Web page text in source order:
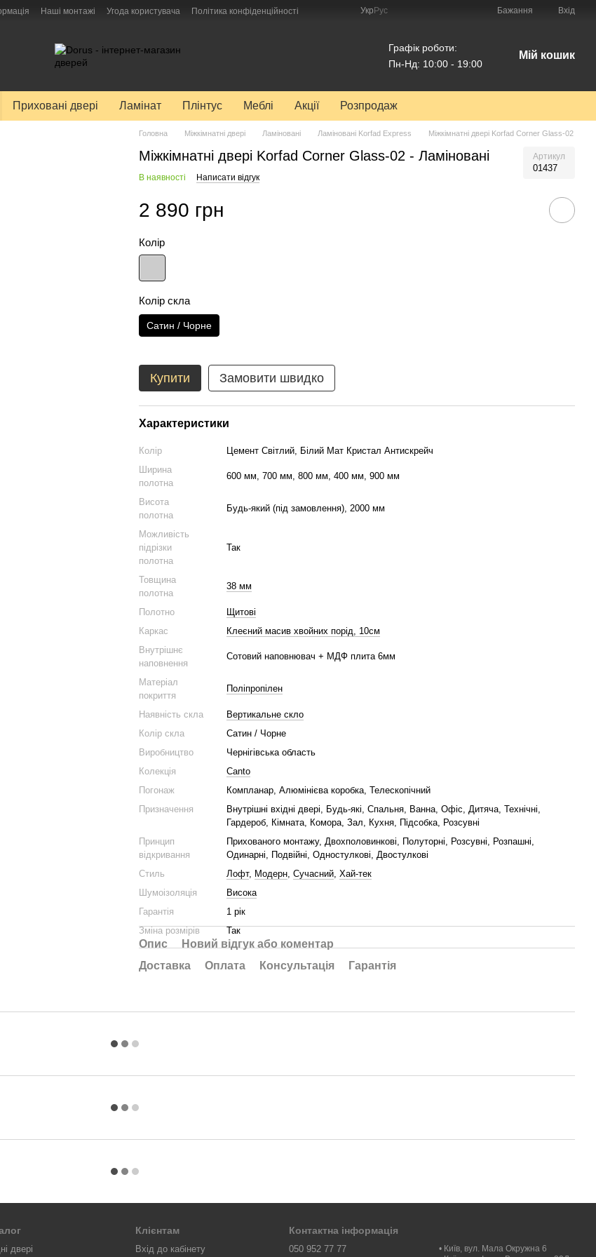
Наші монтажі Угода користувача Політика конфіденційності Укр Рус Бажання Вхід
Графік роботи:
Пн-Нд: 10:00 - 19:00
Мій кошик
Приховані двері Ламінат Плінтус Меблі Акції Розпродаж
Головна Міжкімнатні двері Ламіновані Ламіновані Korfad Express Міжкімнатні двері Korfad Corner Glass-02
Міжкімнатні двері Korfad Corner Glass-02 - Ламіновані Артикул
01437
В наявності Написати відгук
2 890 грн
Колір
Колір скла
Сатин / Чорне
Купити Замовити швидко
Характеристики
Колір
Цемент Світлий, Білий Мат Кристал Антискрейч
Ширина
полотна
600 мм, 700 мм, 800 мм, 400 мм, 900 мм
Висота
полотна
Будь-який (під замовлення), 2000 мм
Можливість
підрізки
полотна
Так
Товщина
полотна
38 мм
Полотно
Щитові
Каркас
Клеєний масив хвойних порід, 10см
Внутрішнє
наповнення
Сотовий наповнювач + МДФ плита 6мм
Матеріал
покриття
Поліпропілен
Наявність скла
Вертикальне скло
Колір скла
Сатин / Чорне
Виробництво
Чернігівська область
Колекція
Canto
Погонаж
Компланар, Алюмінієва коробка, Телескопічний
Призначення
Внутрішні вхідні двері, Будь-які, Спальня, Ванна, Офіс, Дитяча, Технічні,
Гардероб, Кімната, Комора, Зал, Кухня, Підсобка, Розсувні
Принцип
відкривання
Прихованого монтажу, Двохполовинкові, Полуторні, Розсувні, Розпашні,
Одинарні, Подвійні, Одностулкові, Двостулкові
Стиль
Лофт, Модерн, Сучасний, Хай-тек
Шумоізоляція
Висока
Гарантія
1 рік
Зміна розмірів
Так
Опис
Новий відгук або коментар
Доставка
Оплата Консультація Гарантія
двері
Клієнтам
Вхід до кабінету
Контактна інформація
050 952 77 77
• Київ, вул. Мала Окружна 6